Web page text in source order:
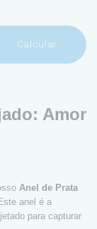
Calcular
Amor
Anel de Prata
anel é a
para capturar